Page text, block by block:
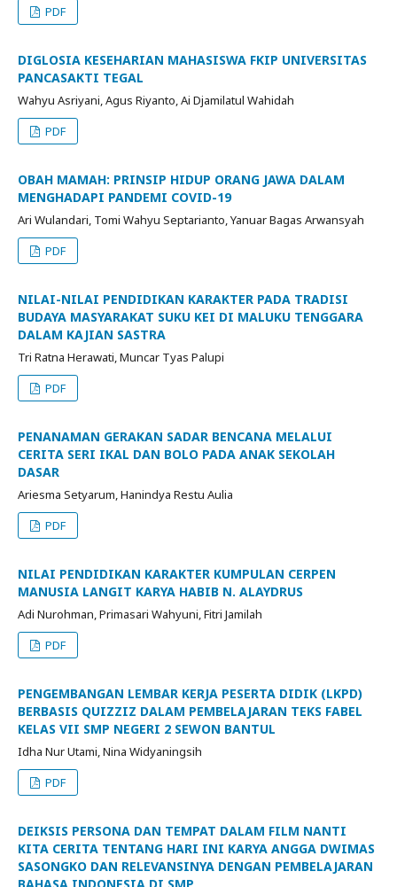
PDF
DIGLOSIA KESEHARIAN MAHASISWA FKIP UNIVERSITAS
PANCASAKTI TEGAL
Wahyu Asriyani, Agus Riyanto, Ai Djamilatul Wahidah
PDF
OBAH MAMAH: PRINSIP HIDUP ORANG JAWA DALAM
MENGHADAPI PANDEMI COVID-19
Ari Wulandari, Tomi Wahyu Septarianto, Yanuar Bagas Arwansyah
PDF
NILAI-NILAI PENDIDIKAN KARAKTER PADA TRADISI
BUDAYA MASYARAKAT SUKU KEI DI MALUKU TENGGARA
DALAM KAJIAN SASTRA
Tri Ratna Herawati, Muncar Tyas Palupi
PDF
PENANAMAN GERAKAN SADAR BENCANA MELALUI
CERITA SERI IKAL DAN BOLO PADA ANAK SEKOLAH
DASAR
Ariesma Setyarum, Hanindya Restu Aulia
PDF
NILAI PENDIDIKAN KARAKTER KUMPULAN CERPEN
MANUSIA LANGIT KARYA HABIB N. ALAYDRUS
Adi Nurohman, Primasari Wahyuni, Fitri Jamilah
PDF
PENGEMBANGAN LEMBAR KERJA PESERTA DIDIK (LKPD)
BERBASIS QUIZZIZ DALAM PEMBELAJARAN TEKS FABEL
KELAS VII SMP NEGERI 2 SEWON BANTUL
Idha Nur Utami, Nina Widyaningsih
PDF
DEIKSIS PERSONA DAN TEMPAT DALAM FILM NANTI
KITA CERITA TENTANG HARI INI KARYA ANGGA DWIMAS
SASONGKO DAN RELEVANSINYA DENGAN PEMBELAJARAN